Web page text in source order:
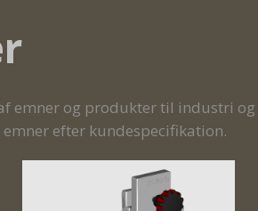
emner og produkter til industri
efter kundespecifikation.